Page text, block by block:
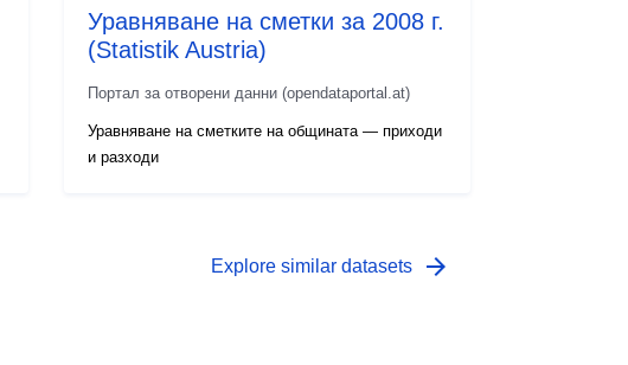
Уравняване на сметки за 2008 г.
(Statistik Austria)
Портал за отворени данни (opendataportal.at)
Уравняване на сметките на общината — приходи
и разходи
Explore similar datasets arrow_forward